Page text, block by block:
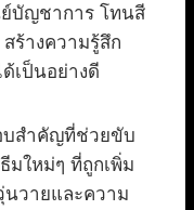
บัญชาการ โทนสี
ร้างความรู้สึก
เป็นอย่างดี
บสำคัญที่ช่วยขับ
มใหม่ๆ ที่ถูกเพิ่ม
นวายและความ